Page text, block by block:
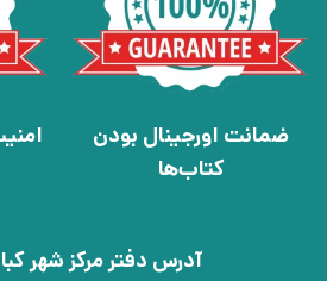
ضمانت اورجینال بودن
کتاب‌ها
آدرس دفتر مرکز شهر